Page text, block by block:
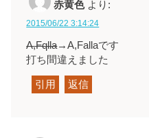
赤黄色 より:
2015/06/22 3:14:24
A,Fqlla→A,Fallaです
打ち間違えました
引用 返信